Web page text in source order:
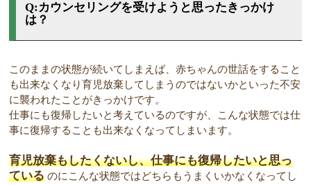
Q:カウンセリングを受けようと思ったきっかけ
は？
このままの状態が続いてしまえば、赤ちゃんの世話をすること
も出来なくなり育児放棄してしまうのではないかといった不安
に襲われたことがきっかけです。
仕事にも復帰したいと考えているのですが、こんな状態では仕
事に復帰することも出来なくなってしまいます。
育児放棄もしたくないし、仕事にも復帰したいと思っ
ている のにこんな状態ではどちらもうまくいかなくなってし